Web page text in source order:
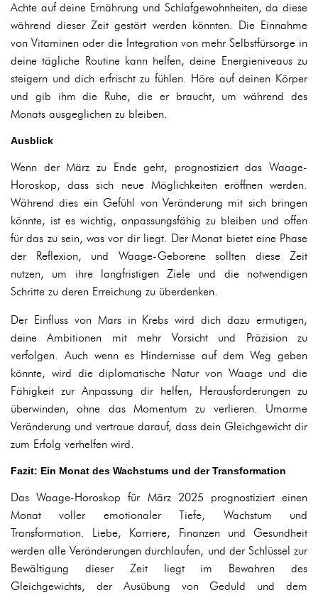
Achte auf deine Ernährung und Schlafgewohnheiten, da diese
während dieser Zeit gestört werden könnten. Die Einnahme
von Vitaminen oder die Integration von mehr Selbstfürsorge in
deine tägliche Routine kann helfen, deine Energieniveaus zu
steigern und dich erfrischt zu fühlen. Höre auf deinen Körper
und gib ihm die Ruhe, die er braucht, um während des
Monats ausgeglichen zu bleiben.
Ausblick
Wenn der März zu Ende geht, prognostiziert das Waage-
Horoskop, dass sich neue Möglichkeiten eröffnen werden.
Während dies ein Gefühl von Veränderung mit sich bringen
könnte, ist es wichtig, anpassungsfähig zu bleiben und offen
für das zu sein, was vor dir liegt. Der Monat bietet eine Phase
der Reflexion, und Waage-Geborene sollten diese Zeit
nutzen, um ihre langfristigen Ziele und die notwendigen
Schritte zu deren Erreichung zu überdenken.
Der Einfluss von Mars in Krebs wird dich dazu ermutigen,
deine Ambitionen mit mehr Vorsicht und Präzision zu
verfolgen. Auch wenn es Hindernisse auf dem Weg geben
könnte, wird die diplomatische Natur von Waage und die
Fähigkeit zur Anpassung dir helfen, Herausforderungen zu
überwinden, ohne das Momentum zu verlieren. Umarme
Veränderung und vertraue darauf, dass dein Gleichgewicht dir
zum Erfolg verhelfen wird.
Fazit: Ein Monat des Wachstums und der Transformation
Das Waage-Horoskop für März 2025 prognostiziert einen
Monat voller emotionaler Tiefe, Wachstum und
Transformation. Liebe, Karriere, Finanzen und Gesundheit
werden alle Veränderungen durchlaufen, und der Schlüssel zur
Bewältigung dieser Zeit liegt im Bewahren des
Gleichgewichts, der Ausübung von Geduld und dem